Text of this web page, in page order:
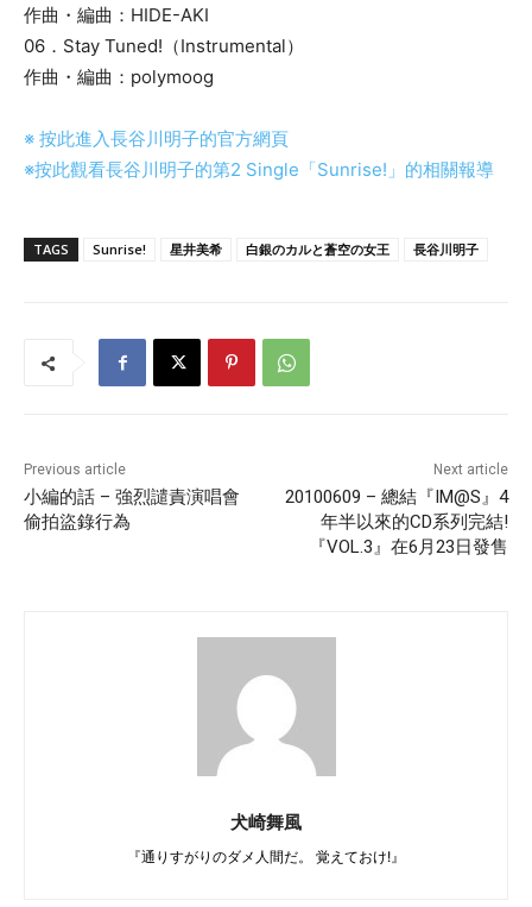
作曲・編曲：HIDE-AKI
06．Stay Tuned!（Instrumental）
作曲・編曲：polymoog
※ 按此進入長谷川明子的官方網頁
※按此觀看長谷川明子的第2 Single「Sunrise!」的相關報導
TAGS Sunrise! 星井美希 白銀のカルと蒼空の女王 長谷川明子
Previous article
小編的話 – 強烈譴責演唱會
偷拍盜錄行為
Next article
20100609 – 總結『IM@S』4
年半以來的CD系列完結!
『VOL.3』在6月23日發售
犬崎舞風
『通りすがりのダメ人間だ。 覚えておけ!』